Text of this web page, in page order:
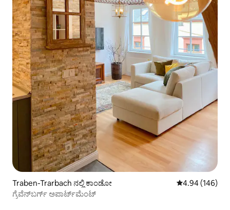
Traben-Trarbach ನಲ್ಲಿ ಕಾಂಡೋ 5 ರಲ್ಲಿ 4.94
4.94 (146)
ಗ್ರೆವೆನ್‌ಬರ್ಗ್ ಅಪಾರ್ಟ್‌ಮೆಂಟ್